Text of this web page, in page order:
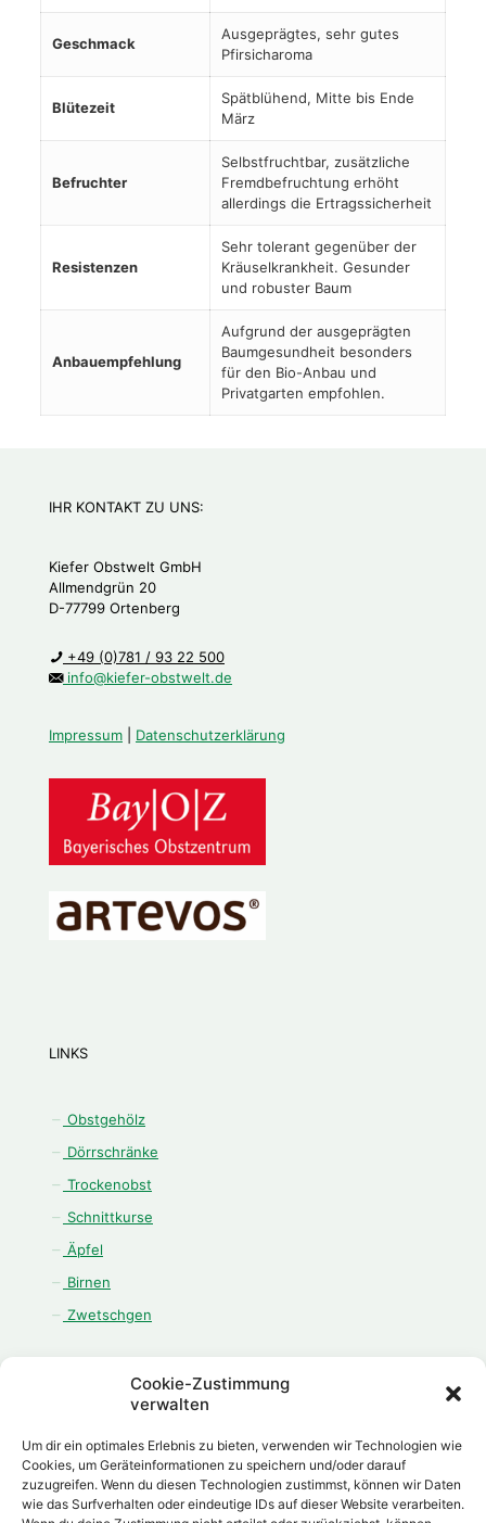
Cookie-Zustimmung
verwalten
Um dir ein optimales Erlebnis zu bieten, verwenden wir Technologien wie
Cookies, um Geräteinformationen zu speichern und/oder darauf
zuzugreifen. Wenn du diesen Technologien zustimmst, können wir Daten
wie das Surfverhalten oder eindeutige IDs auf dieser Website verarbeiten.
Geschmack
Ausgeprägtes, sehr gutes
Pfirsicharoma
Blütezeit
Spätblühend, Mitte bis Ende
März
Befruchter
Selbstfruchtbar, zusätzliche
Fremdbefruchtung erhöht
allerdings die Ertragssicherheit
Resistenzen
Sehr tolerant gegenüber der
Kräuselkrankheit. Gesunder
und robuster Baum
Anbauempfehlung
Aufgrund der ausgeprägten
Baumgesundheit besonders
für den Bio-Anbau und
Privatgarten empfohlen.
IHR KONTAKT ZU UNS:
Kiefer Obstwelt GmbH
Allmendgrün 20
D-77799 Ortenberg
+49 (0)781 / 93 22 500
info@kiefer-obstwelt.de
Impressum Datenschutzerklärung
LINKS
Obstgehölz
Dörrschränke
Trockenobst
Schnittkurse
Äpfel
Birnen
Zwetschgen
ÖFFNUNGSZEITEN
Montag - Freitag:
08.00 Uhr - 12.00 Uhr
13.00 Uhr - 18.00 Uhr